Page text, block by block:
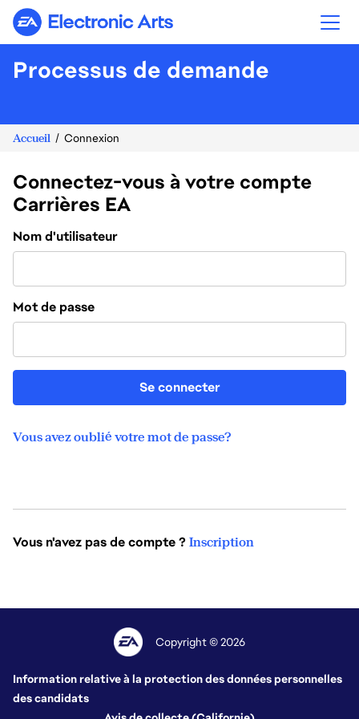
Electronic Arts
Processus de demande
Accueil Connexion
Connectez-vous à votre compte
Carrières EA
Connexion
Nom d'utilisateur
Mot de passe
Se connecter
Vous avez oublié votre mot de passe?
Vous n'avez pas de compte ? Inscription
Copyright © 2026
Information relative à la protection des données personnelles
des candidats